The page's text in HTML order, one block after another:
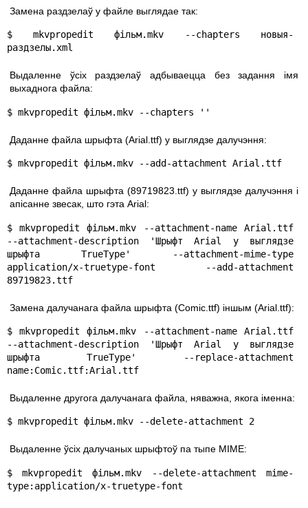
Замена раздзелаў у файле выглядае так:
$ mkvpropedit фільм.mkv --chapters новыя-
раздзелы.xml
Выдаленне ўсіх раздзелаў адбываецца без задання імя
выхаднога файла:
$ mkvpropedit фільм.mkv --chapters ''
Даданне файла шрыфта (Arial.ttf) у выглядзе далучэння:
$ mkvpropedit фільм.mkv --add-attachment Arial.ttf
Даданне файла шрыфта (89719823.ttf) у выглядзе далучэння і
апісанне звесак, што гэта Arial:
$ mkvpropedit фільм.mkv --attachment-name Arial.ttf
--attachment-description 'Шрыфт Arial у выглядзе
шрыфта TrueType' --attachment-mime-type
application/x-truetype-font --add-attachment
89719823.ttf
Замена далучанага файла шрыфта (Comic.ttf) іншым (Arial.ttf):
$ mkvpropedit фільм.mkv --attachment-name Arial.ttf
--attachment-description 'Шрыфт Arial у выглядзе
шрыфта TrueType' --replace-attachment
name:Comic.ttf:Arial.ttf
Выдаленне другога далучанага файла, няважна, якога іменна:
$ mkvpropedit фільм.mkv --delete-attachment 2
Выдаленне ўсіх далучаных шрыфтоў па тыпе MIME:
$ mkvpropedit фільм.mkv --delete-attachment mime-
type:application/x-truetype-font